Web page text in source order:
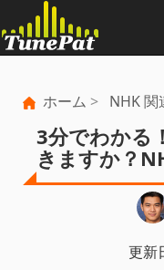
ホーム > NHK 関
3分でわかる
きますか？
更新